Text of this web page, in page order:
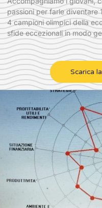
passioni per farle diventare
4 campioni olimpici della
sfide eccezionali in modo
Scarica